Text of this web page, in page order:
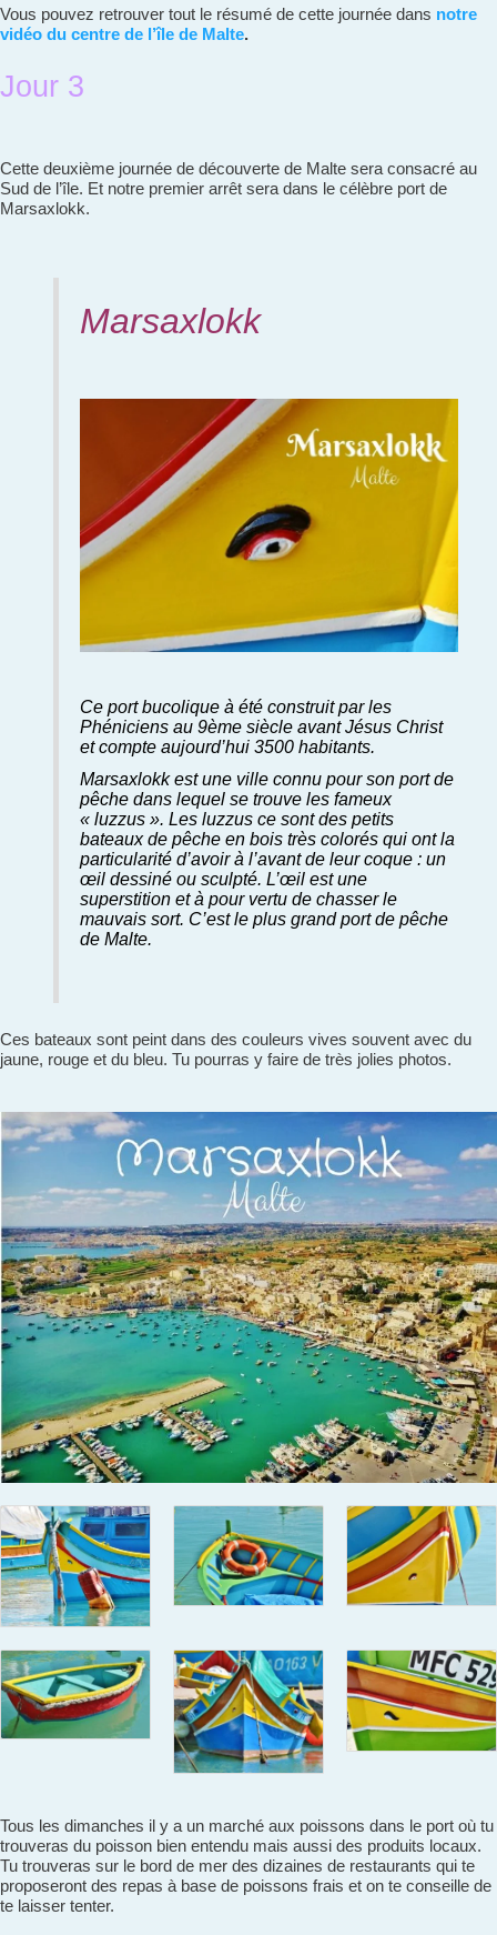
Vous pouvez retrouver tout le résumé de cette journée dans notre
vidéo du centre de l’île de Malte.
Jour 3
Cette deuxième journée de découverte de Malte sera consacré au
Sud de l’île. Et notre premier arrêt sera dans le célèbre port de
Marsaxlokk.
Marsaxlokk
Ce port bucolique à été construit par les
Phéniciens au 9ème siècle avant Jésus Christ
et compte aujourd’hui 3500 habitants.
Marsaxlokk est une ville connu pour son port de
pêche dans lequel se trouve les fameux
« luzzus ». Les luzzus ce sont des petits
bateaux de pêche en bois très colorés qui ont la
particularité d’avoir à l’avant de leur coque : un
œil dessiné ou sculpté. L’œil est une
superstition et à pour vertu de chasser le
mauvais sort. C’est le plus grand port de pêche
de Malte.
Ces bateaux sont peint dans des couleurs vives souvent avec du
jaune, rouge et du bleu. Tu pourras y faire de très jolies photos.
Tous les dimanches il y a un marché aux poissons dans le port où tu
trouveras du poisson bien entendu mais aussi des produits locaux.
Tu trouveras sur le bord de mer des dizaines de restaurants qui te
proposeront des repas à base de poissons frais et on te conseille de
te laisser tenter.